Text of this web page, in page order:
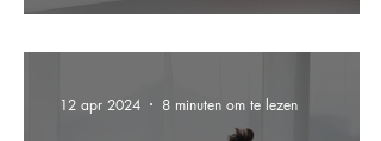
12 apr 2024 8 minuten om te lezen